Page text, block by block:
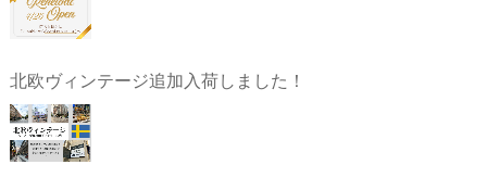
北欧ヴィンテージ追加入荷しました！